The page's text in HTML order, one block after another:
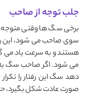
جلب توجه از صاحب
برخی سگ ها وقتی متوجه
سوی صاحب می شود، این
هستند و به سرعت یاد می
می شود. اگر صاحب سگ به
دهد سگ این رفتار را
صورت عادت شکل بگیرد،